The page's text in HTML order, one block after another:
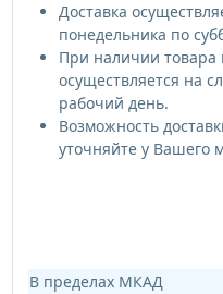
Доставка
понедельника по
При наличии товара
осуществляется на
рабочий день.
Возможность
уточняйте у Вашего
В пределах МКАД